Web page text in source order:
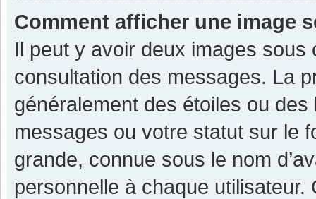
Comment afficher une image
Il peut y avoir deux images sous
consultation des messages. La
généralement des étoiles ou
messages ou votre statut sur le
grande, connue sous le nom
personnelle à chaque utilisateur.